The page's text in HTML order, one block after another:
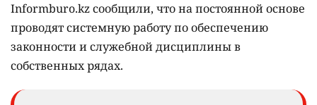
Informburo.kz сообщили, что на постоянной основе
проводят системную работу по обеспечению
законности и служебной дисциплины в
собственных рядах.